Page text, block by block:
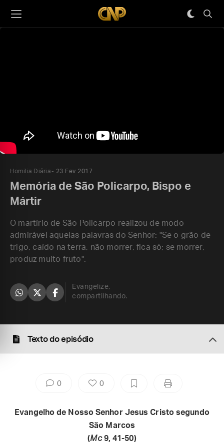
Homilia Diária 23 Fev 2017
Memória de São Policarpo, Bispo e
Mártir
O martírio de São Policarpo realizou de modo
admirável aquelas palavras do Senhor: "Se o grão de
trigo, caído na terra, não morrer, fica só; se morrer,
produz muito fruto".
Evangelize,
compartilhando.
Texto do episódio
0 0
Evangelho de Nosso Senhor Jesus Cristo segundo
São Marcos
(Mc9, 41-50)